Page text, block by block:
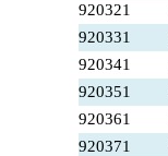
920321
920331
920341
920351
920361
920371